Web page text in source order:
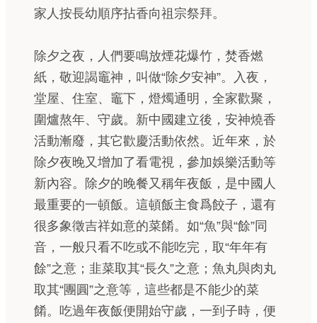
家人按長幼順序拈香向祖宗祭拜。
除夕之夜，人們要鳴放煙花爆竹，焚香燃
紙，敬迎謁竈神，叫做“除夕安神”。入夜，
堂屋、住室、竈下，燈燭通明，全家歡聚，
圍爐熬年、守歲。新中國建立後，安神燒香
活動漸廢，其它歡慶活動依然。近年來，於
除夕夜晚又增加了看電視，參加娛樂活動等
新內容。除夕的晚餐又稱年夜飯，是中國人
最重要的一頓飯。這頓飯主食爲餃子，還有
很多象徵吉祥如意的菜餚。如“魚”與“餘”同
音，一般只看不吃或不能吃完，取“年年有
餘”之意；韭菜取其“長久”之意；魚丸與肉丸
取其“團圓”之意等，這些都是不能少的菜
餚。吃過年夜飯便開始守歲，一到子時，便